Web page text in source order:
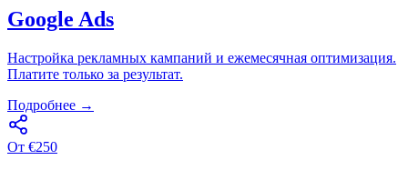
Google Ads
Настройка рекламных кампаний и ежемесячная оптимизация.
Платите только за результат.
Подробнее →
От €250